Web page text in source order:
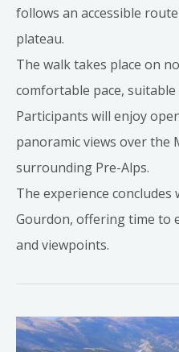
follows an accessible
plateau.
The walk takes place on
comfortable pace,
Participants will enjoy
panoramic views over the
surrounding Pre-Alps.
The experience
Gourdon, offering time to
and viewpoints.